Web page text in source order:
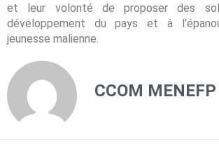
et leur volonté de proposer des
développement du pays et à
jeunesse malienne.
CCOM MENEFP